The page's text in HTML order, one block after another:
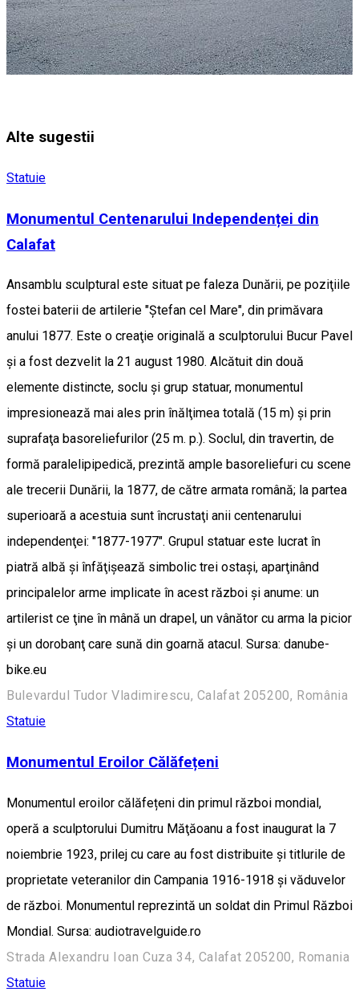
Alte sugestii
Statuie
Monumentul Centenarului Independenței din
Calafat
Ansamblu sculptural este situat pe faleza Dunării, pe poziţiile
fostei baterii de artilerie "Ştefan cel Mare", din primăvara
anului 1877. Este o creaţie originală a sculptorului Bucur Pavel
şi a fost dezvelit la 21 august 1980. Alcătuit din două
elemente distincte, soclu şi grup statuar, monumentul
impresionează mai ales prin înălţimea totală (15 m) şi prin
suprafaţa basoreliefurilor (25 m. p.). Soclul, din travertin, de
formă paralelipipedică, prezintă ample basoreliefuri cu scene
ale trecerii Dunării, la 1877, de către armata română; la partea
superioară a acestuia sunt încrustaţi anii centenarului
independenţei: "1877-1977". Grupul statuar este lucrat în
piatră albă şi înfăţişează simbolic trei ostaşi, aparţinând
principalelor arme implicate în acest război şi anume: un
artilerist ce ţine în mână un drapel, un vânător cu arma la picior
şi un dorobanţ care sună din goarnă atacul. Sursa: danube-
bike.eu
Bulevardul Tudor Vladimirescu, Calafat 205200, România
Statuie
Monumentul Eroilor Călăfețeni
Monumentul eroilor călăfețeni din primul război mondial,
operă a sculptorului Dumitru Măţăoanu a fost inaugurat la 7
noiembrie 1923, prilej cu care au fost distribuite şi titlurile de
proprietate veteranilor din Campania 1916-1918 şi văduvelor
de război. Monumentul reprezintă un soldat din Primul Război
Mondial. Sursa: audiotravelguide.ro
Strada Alexandru Ioan Cuza 34, Calafat 205200, Romania
Statuie